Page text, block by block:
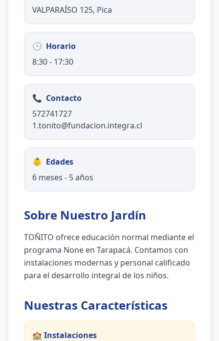
VALPARAÍSO 125, Pica
🕒 Horario
8:30 - 17:30
📞 Contacto
572741727
1.tonito@fundacion.integra.cl
👶 Edades
6 meses - 5 años
Sobre Nuestro Jardín
TOÑITO ofrece educación normal mediante el
programa None en Tarapacá. Contamos con
instalaciones modernas y personal calificado
para el desarrollo integral de los niños.
Nuestras Características
🏫 Instalaciones